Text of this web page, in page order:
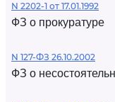
N 2202-1 от 17.01.1992
ФЗ о прокуратуре
N 127-ФЗ 26.10.2002
ФЗ о